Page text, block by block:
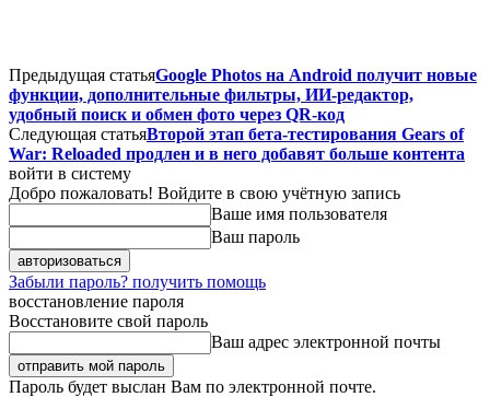
Предыдущая статьяGoogle Photos на Android получит новые
функции, дополнительные фильтры, ИИ-редактор,
удобный поиск и обмен фото через QR-код
Следующая статьяВторой этап бета-тестирования Gears of
War: Reloaded продлен и в него добавят больше контента
войти в систему
Добро пожаловать! Войдите в свою учётную запись
Ваше имя пользователя
Ваш пароль
Забыли пароль? получить помощь
восстановление пароля
Восстановите свой пароль
Ваш адрес электронной почты
Пароль будет выслан Вам по электронной почте.